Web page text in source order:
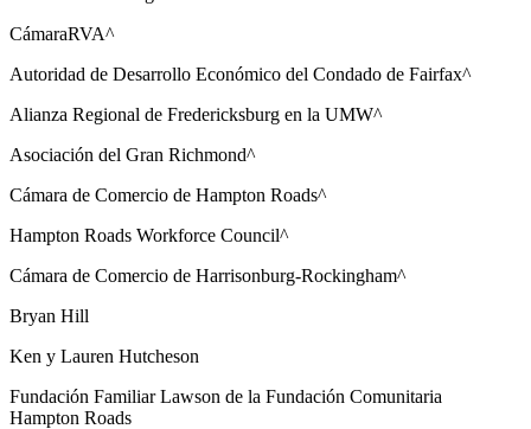
CámaraRVA^
Autoridad de Desarrollo Económico del Condado de Fairfax^
Alianza Regional de Fredericksburg en la UMW^
Asociación del Gran Richmond^
Cámara de Comercio de Hampton Roads^
Hampton Roads Workforce Council^
Cámara de Comercio de Harrisonburg-Rockingham^
Bryan Hill
Ken y Lauren Hutcheson
Fundación Familiar Lawson de la Fundación Comunitaria
Hampton Roads